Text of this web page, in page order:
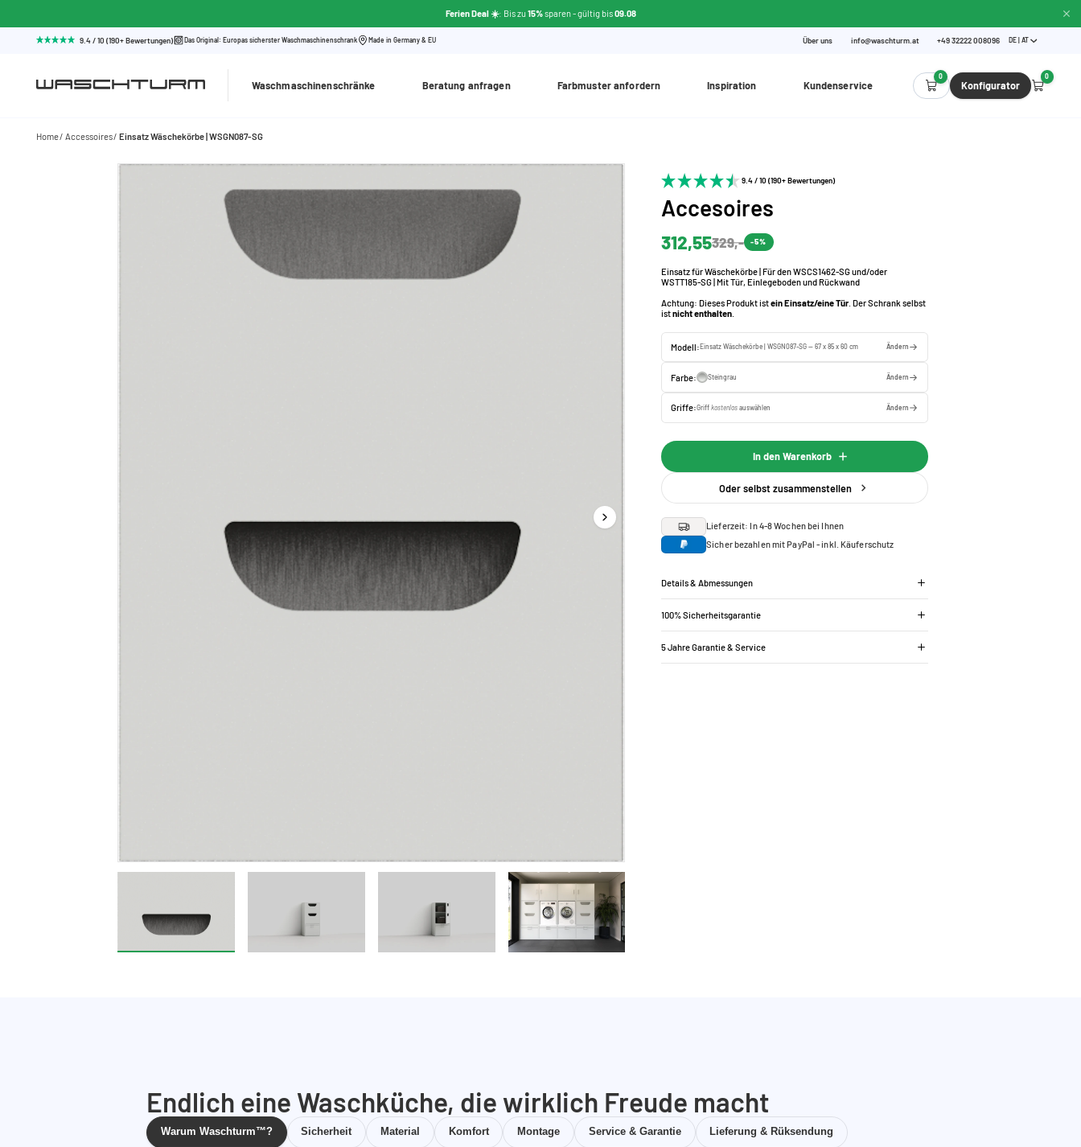
Ferien Deal ☀️: Bis zu15%sparen - gültig bis09.08
9.4 / 10 (190+ Bewertungen) Das Original: Europas sicherster Waschmaschinenschrank Made in Germany & EU Über uns info@waschturm.at +49 32222 008096 DE | AT
Waschmaschinenschränke Beratung anfragen Farbmuster anfordern Inspiration Kundenservice
0
Konfigurator
0
Home Accessoires Einsatz Wäschekörbe | WSGN087-SG
9.4 / 10 (190+ Bewertungen)
Accesoires
312,55329,- -5%
Einsatz für Wäschekörbe | Für den WSCS1462-SG und/oder
WSTT185-SG | Mit Tür, Einlegeboden und Rückwand
Achtung: Dieses Produkt istein Einsatz/eine Tür . Der Schrank selbst
istnicht enthalten
Modell:Einsatz Wäschekörbe | WSGN087-SG — 67 x 85 x 60 cm Ändern
Farbe: Steingrau Ändern
Griffe:Griffkostenlos auswählen Ändern
In den Warenkorb
Oder selbst zusammenstellen
Lieferzeit: In 4-8 Wochen bei Ihnen
Sicher bezahlen mit PayPal - inkl. Käuferschutz
Details & Abmessungen
100% Sicherheitsgarantie
5 Jahre Garantie & Service
Endlich eine Waschküche, die wirklich Freude macht
Warum Waschturm™? Sicherheit Material Komfort Montage Service & Garantie Lieferung & Rüksendung